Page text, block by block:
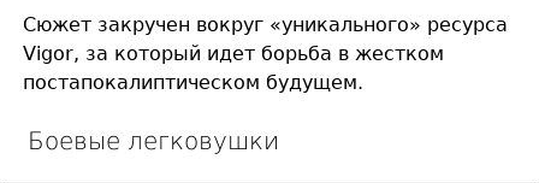
Сюжет закручен вокруг «уникального» ресурса
Vigor, за который идет борьба в жестком
постапокалиптическом будущем.
Боевые легковушки